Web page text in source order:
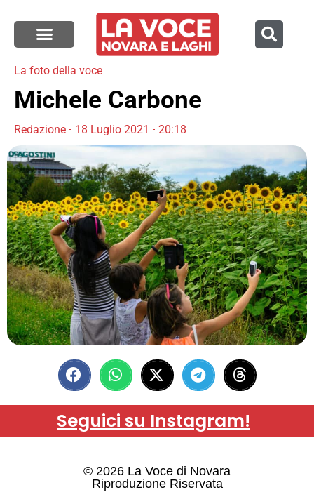
La foto della voce
Michele Carbone
Redazione 18 Luglio 2021 20:18
Seguici su Instagram!
© 2026 La Voce di Novara
Riproduzione Riservata